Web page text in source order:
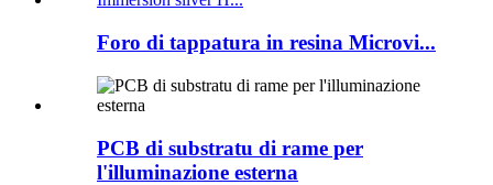
Foro di tappatura in resina Microvi...
PCB di substratu di rame per
l'illuminazione esterna